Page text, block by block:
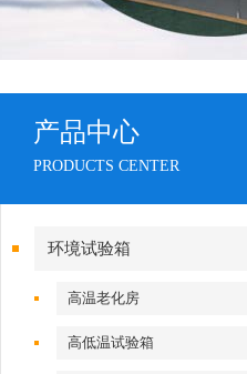
产品中心
PRODUCTS CENTER
环境试验箱
高温老化房
高低温试验箱